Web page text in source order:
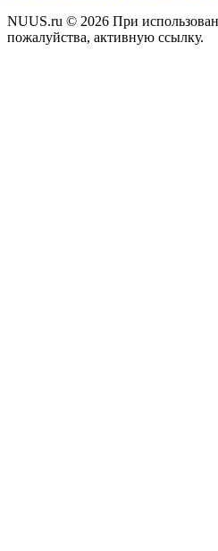
NUUS.ru © 2026 При
пожалуйства, активную ссылку.